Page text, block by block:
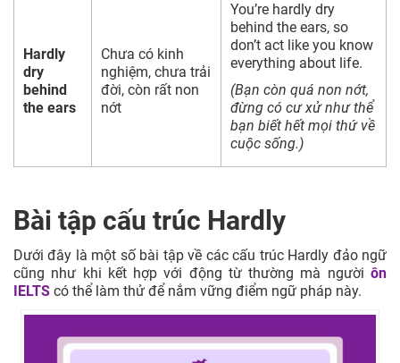
Hardly
dry
behind
the ears
Chưa có kinh
nghiệm, chưa trải
đời, còn rất non
nớt
You’re hardly dry
behind the ears, so
don’t act like you know
everything about life.
(Bạn còn quá non nớt,
đừng có cư xử như thể
bạn biết hết mọi thứ về
cuộc sống.)
Bài tập cấu trúc Hardly
Dưới đây là một số bài tập về các cấu trúc Hardly đảo ngữ
cũng như khi kết hợp với động từ thường mà người ôn
IELTS có thể làm thử để nắm vững điểm ngữ pháp này.